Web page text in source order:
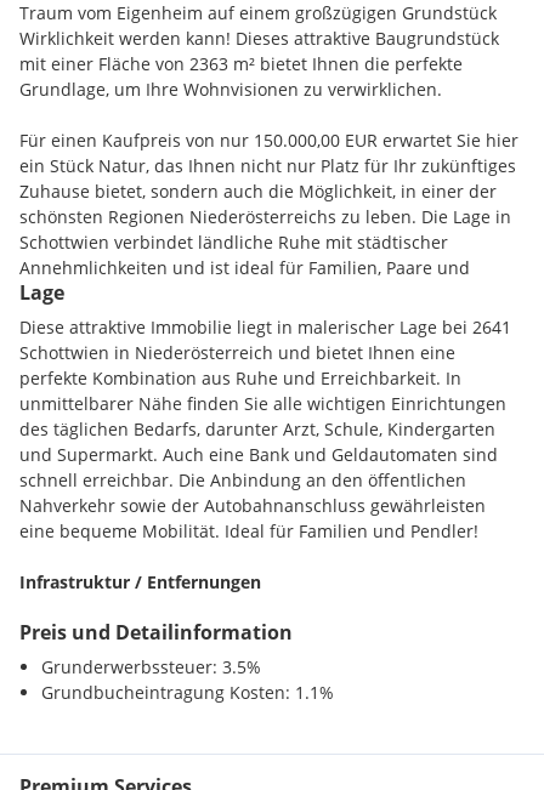
Traum vom Eigenheim auf einem großzügigen Grundstück
Wirklichkeit werden kann! Dieses attraktive Baugrundstück
mit einer Fläche von 2363 m² bietet Ihnen die perfekte
Grundlage, um Ihre Wohnvisionen zu verwirklichen.
Für einen Kaufpreis von nur 150.000,00 EUR erwartet Sie hier
ein Stück Natur, das Ihnen nicht nur Platz für Ihr zukünftiges
Zuhause bietet, sondern auch die Möglichkeit, in einer der
schönsten Regionen Niederösterreichs zu leben. Die Lage in
Schottwien verbindet ländliche Ruhe mit städtischer
Annehmlichkeiten und ist ideal für Familien, Paare und
Naturliebhaber.
Die Verkehrsanbindung könnte nicht besser sein! Mit einer
nahegelegenen Busverbindung und dem Autobahnanschluss
sind Sie bestens vernetzt und gelangen schnell und bequem
in die umliegenden Städte und Regionen. Ob für den
täglichen Pendelverkehr zur Arbeit oder für spontane
Ausflüge ins Grüne - die geographische Lage dieses
Grundstücks ist unschlagbar.
Mit dem Zug ist Ihr neues Zuhause binnen einer Stunde
bequem errreichbar!!!
Die Umgebung bietet nicht nur eine traumhafte Natur,
unmittelbarer Nähe finden Sie alle wichtigen Einrichtungen
des täglichen Bedarfs. Ein Arzt, Schulen und Kindergärten
großem Vorteil ist. Zudem sorgt der nahegelegene
Supermarkt dafür, dass Sie jederzeit gut versorgt sind.
Lage
Diese attraktive Immobilie liegt in malerischer Lage bei 2641
Schottwien in Niederösterreich und bietet Ihnen eine
perfekte Kombination aus Ruhe und Erreichbarkeit. In
unmittelbarer Nähe finden Sie alle wichtigen Einrichtungen
des täglichen Bedarfs, darunter Arzt, Schule, Kindergarten
und Supermarkt. Auch eine Bank und Geldautomaten sind
schnell erreichbar. Die Anbindung an den öffentlichen
Nahverkehr sowie der Autobahnanschluss gewährleisten
eine bequeme Mobilität. Ideal für Familien und Pendler!
Infrastruktur / Entfernungen
Gesundheit
Arzt <1000m
Apotheke <5000m
Preis und Detailinformation
Grunderwerbssteuer: 3.5%
Grundbucheintragung Kosten: 1.1%